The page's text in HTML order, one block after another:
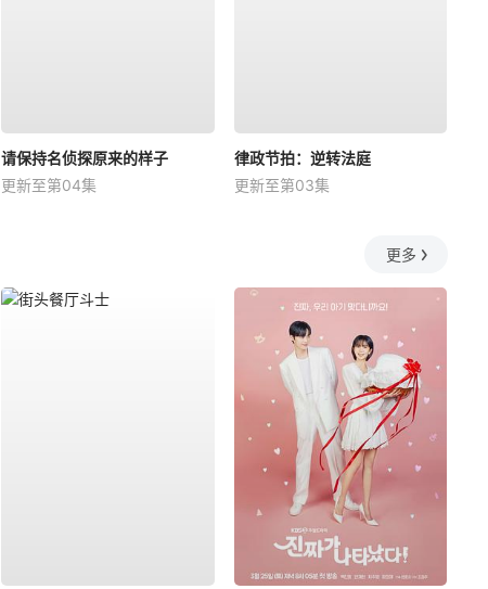
请保持名侦探原来的样子
更新至第04集
律政节拍：逆转法庭
更新至第03集
更多